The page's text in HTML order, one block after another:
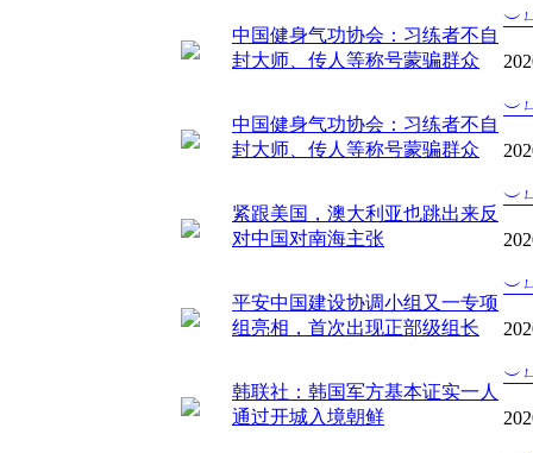
中国健身气功协会：习练者不自
封大师、传人等称号蒙骗群众
︶
中国健身气功协会：习练者不自
封大师、传人等称号蒙骗群众
︶
紧跟美国，澳大利亚也跳出来反
对中国对南海主张
︶
平安中国建设协调小组又一专项
组亮相，首次出现正部级组长
︶
韩联社：韩国军方基本证实一人
通过开城入境朝鲜
︶